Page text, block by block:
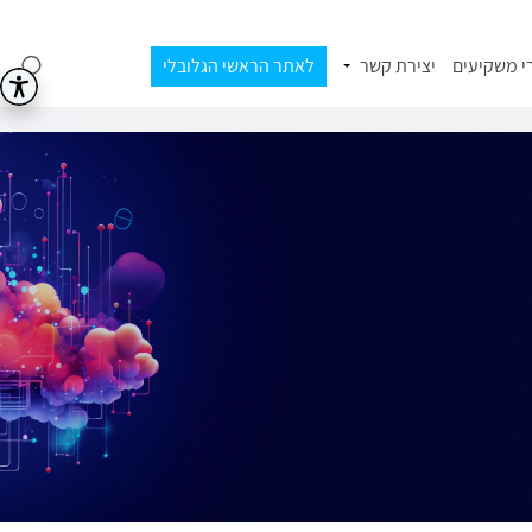
משקיעים יצירת קשר לאתר הראשי הגלובלי